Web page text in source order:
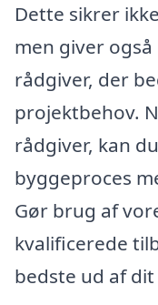
Dette sikrer
men giver
rådgiver, der
projektbehov.
rådgiver, kan
byggeproces
Gør brug af
kvalificerede
bedste ud af